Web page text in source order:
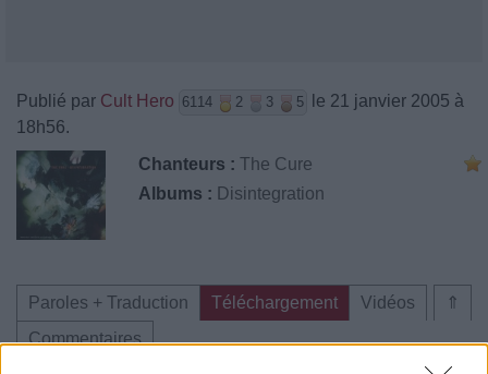
Publié par Cult Hero 6114 2 3 5
le 21 janvier 2005 à
18h56.
Chanteurs : The Cure
Albums : Disintegration
⇑
Paroles + Traduction Téléchargement
Vidéos
Commentaires